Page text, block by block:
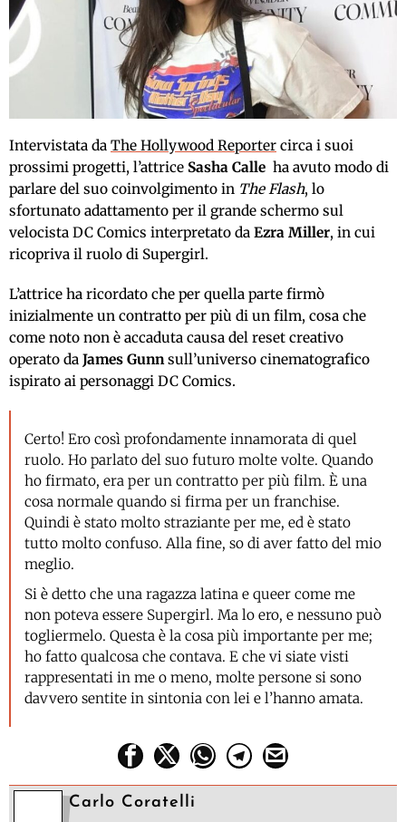
Intervistata da The Hollywood Reporter circa i suoi
prossimi progetti, l’attrice Sasha Calle ha avuto modo di
parlare del suo coinvolgimento in The Flash, lo
sfortunato adattamento per il grande schermo sul
velocista DC Comics interpretato da Ezra Miller, in cui
ricopriva il ruolo di Supergirl.
L’attrice ha ricordato che per quella parte firmò
inizialmente un contratto per più di un film, cosa che
come noto non è accaduta causa del reset creativo
operato da James Gunnsull’universo cinematografico
ispirato ai personaggi DC Comics.
Certo! Ero così profondamente innamorata di quel
ruolo. Ho parlato del suo futuro molte volte. Quando
ho firmato, era per un contratto per più film. È una
cosa normale quando si firma per un franchise.
Quindi è stato molto straziante per me, ed è stato
tutto molto confuso. Alla fine, so di aver fatto del mio
meglio.
Si è detto che una ragazza latina e queer come me
non poteva essere Supergirl. Ma lo ero, e nessuno può
togliermelo. Questa è la cosa più importante per me;
ho fatto qualcosa che contava. E che vi siate visti
rappresentati in me o meno, molte persone si sono
davvero sentite in sintonia con lei e l’hanno amata.
Carlo Coratelli